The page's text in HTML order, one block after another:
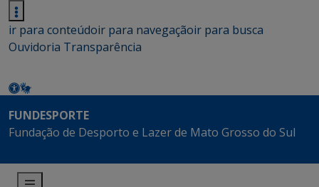
ir para conteúdoir para navegaçãoir para busca
Ouvidoria Transparência
FUNDESPORTE
Fundação de Desporto e Lazer de Mato Grosso do Sul